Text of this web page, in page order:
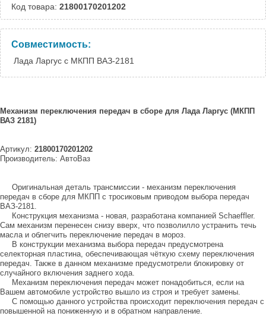
Тверь:
Тюмень:
Под заказ
Челябинск:
Под заказ
Код товара: 21800170201202
Совместимость:
Лада Ларгус с МКПП ВАЗ-2181
Механизм переключения передач в сборе для Лада Ларгус (МКПП
ВАЗ 2181)
Артикул: 21800170201202
Производитель: АвтоВаз
Оригинальная деталь трансмиссии - механизм переключения
передач в сборе для МКПП с тросиковым приводом выбора передач
ВАЗ-2181.
Конструкция механизма - новая, разработана компанией Schaeffler.
Сам механизм перенесен снизу вверх, что позволилло устранить течь
масла и облегчить переключение передач в мороз.
В конструкции механизма выбора передач предусмотрена
селекторная пластина, обеспечивающая чёткую схему переключения
передач. Также в данном механизме предусмотрели блокировку от
случайного включения заднего хода.
Механизм переключения передач может понадобиться, если на
Вашем автомобиле устройство вышло из строя и требует замены.
С помощью данного устройства происходит переключения передач с
повышенной на пониженную и в обратном направление.